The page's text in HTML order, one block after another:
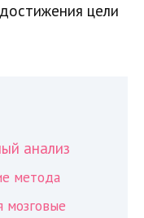
цели
анализ
метода
мозговые